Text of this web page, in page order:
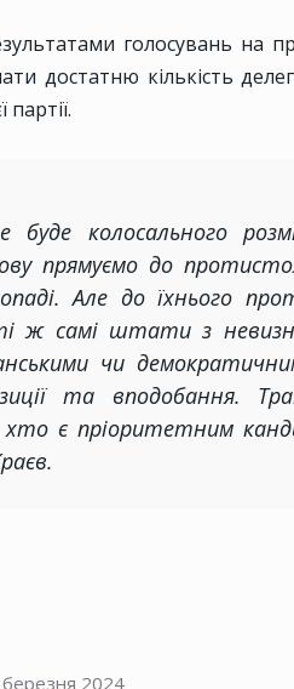
голосувань на
достатню кількість
буде колосального
прямуємо до
Але до їхнього
самі штати з
чи
та вподобання.
хто є пріоритетним
2024